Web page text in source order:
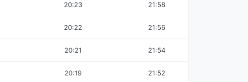
20:23 21:58
20:22 21:56
20:21 21:54
20:19 21:52